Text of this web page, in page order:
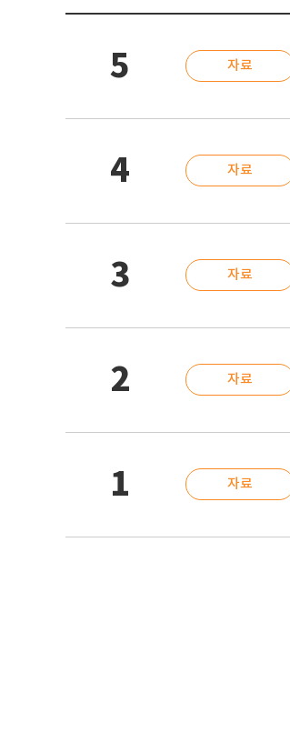
5 자료
4 자료
3 자료
2 자료
1 자료